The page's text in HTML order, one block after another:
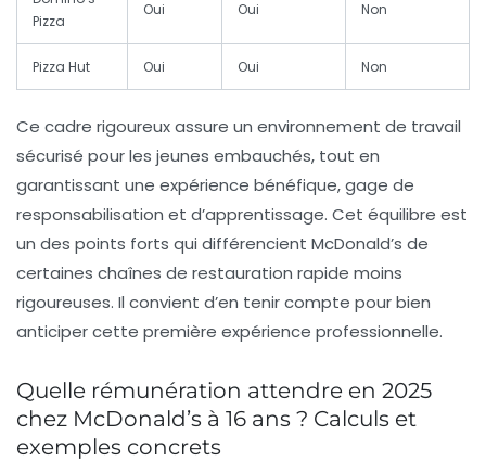
Pizza
Oui Oui Non
Pizza Hut Oui Oui Non
Ce cadre rigoureux assure un environnement de travail
sécurisé pour les jeunes embauchés, tout en
garantissant une expérience bénéfique, gage de
responsabilisation et d’apprentissage. Cet équilibre est
un des points forts qui différencient McDonald’s de
certaines chaînes de restauration rapide moins
rigoureuses. Il convient d’en tenir compte pour bien
anticiper cette première expérience professionnelle.
Quelle rémunération attendre en 2025
chez McDonald’s à 16 ans ? Calculs et
exemples concrets